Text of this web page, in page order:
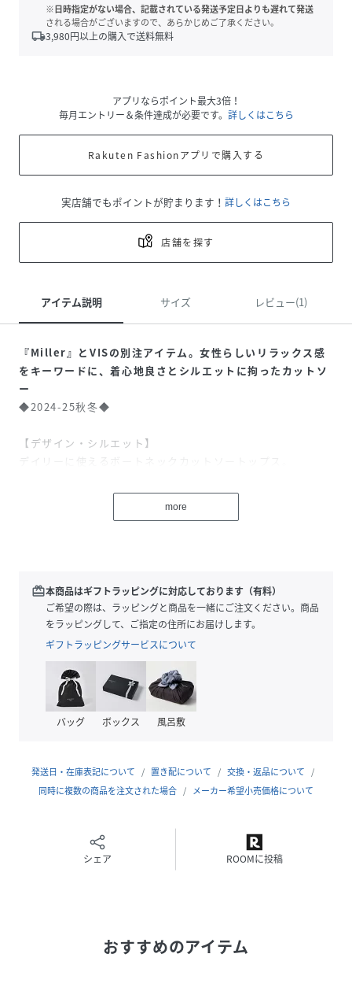
※日時指定がない場合、記載されている発送予定日よりも遅れて発送
される場合がございますので、あらかじめご了承ください。
local_shipping3,980円以上の購入で送料無料
アプリならポイント最大3倍！
毎月エントリー＆条件達成が必要です。 詳しくはこちら
Rakuten Fashionアプリで購入する
実店舗でもポイントが貯まります！ 詳しくはこちら
店舗を探す
アイテム説明 サイズ レビュー(1)
『Miller』とVISの別注アイテム。女性らしいリラックス感
をキーワードに、着心地良さとシルエットに拘ったカットソ
ー
◆2024-25秋冬◆
【デザイン・シルエット】
デイリーに使えるボートネックカットソートップス。
すっきりさせたシルエットで着るだけで女性らしいシルエッ
肌あたりの柔らかい素材感。
気軽に洗濯機洗いができるのも嬉しいポイント。
【カラー】
オフホワイト、グレー、ライトレッドの3色展開。
【おすすめのスタイリング】
1枚で着ても様になる形なので、メイントップスとして着用頂
タイリングするのも可愛く着こなしていただけます。
Miller×VISのオリジナルパッケージ付きでギフトとしても
【Miller】VIS別注モデル
ボートネックカットソー（品番：BVM74800）
【Miller/ミラー】
more
redeem本商品はギフトラッピングに対応しております（有料）
ご希望の際は、ラッピングと商品を一緒にご注文ください。商品
をラッピングして、ご指定の住所にお届けします。
ギフトラッピングサービスについて
バッグ ボックス 風呂敷
発送日・在庫表記について 置き配について
交換・返品について
同時に複数の商品を注文された場合
メーカー希望小売価格について
シェア ROOMに投稿
おすすめのアイテム